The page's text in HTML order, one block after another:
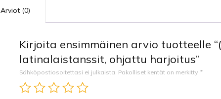
Arviot (0)
Kirjoita ensimmäinen arvio tuotteelle
latinalaistanssit, ohjattu harjoitus”
Sähköpostiosoitettasi ei julkaista. Pakolliset kentät on merkitty *